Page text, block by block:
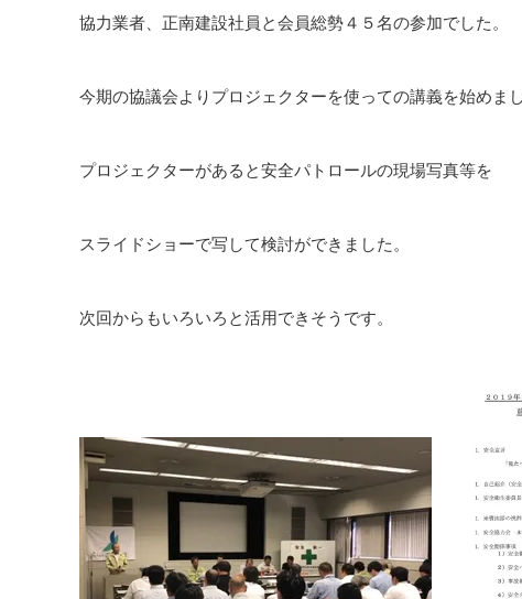
協力業者、正南建設社員と会員総勢４５名の参加でした。
今期の協議会よりプロジェクターを使っての講義を始めまし
プロジェクターがあると安全パトロールの現場写真等を
スライドショーで写して検討ができました。
次回からもいろいろと活用できそうです。